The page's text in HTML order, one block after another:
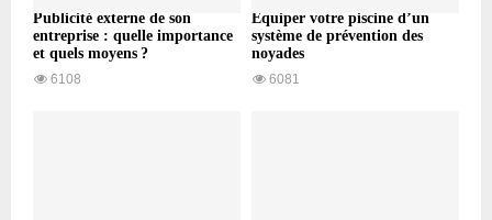
Publicité externe de son
entreprise : quelle importance
et quels moyens ?
6108
Équiper votre piscine d’un
système de prévention des
noyades
6081